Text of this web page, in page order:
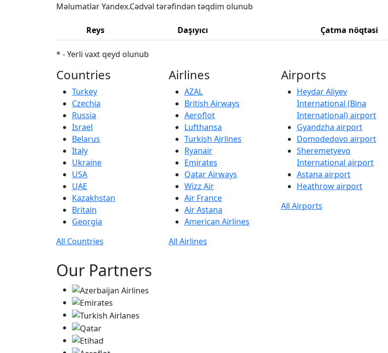
Məlumatlar Yandex.Cədvəl tərəfindən təqdim olunub
Reys Daşıyıcı Çatma nöqtəsi
* - Yerli vaxt qeyd olunub
Countries
Turkey
Czechia
Russia
Israel
Belarus
Italy
Ukraine
USA
UAE
Kazakhstan
Britain
Georgia
All Countries
Airlines
AZAL
British Airways
Aeroflot
Lufthansa
Turkish Airlines
Ryanair
Emirates
Qatar Airways
Wizz Air
Air France
Air Astana
American Airlines
All Airlines
Airports
Heydar Aliyev
International (Bina
International) airport
Gyandzha airport
Domodedovo airport
Sheremetyevo
International airport
Astana airport
Heathrow airport
All Airports
Our Partners